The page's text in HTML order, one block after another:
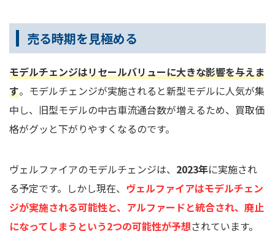
売る時期を見極める
モデルチェンジはリセールバリューに大きな影響を与えま
す。モデルチェンジが実施されると新型モデルに人気が集
中し、旧型モデルの中古車流通台数が増えるため、買取価
格がグッと下がりやすくなるのです。
ヴェルファイアのモデルチェンジは、 2023年に実施され
る予定です。しかし現在、 ヴェルファイアはモデルチェン
ジが実施される可能性と、アルファードと統合され、廃止
になってしまうという2つの可能性が予想されています。